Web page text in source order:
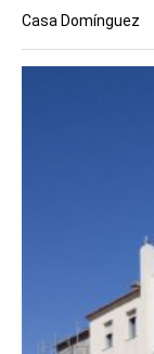
Casa Domínguez